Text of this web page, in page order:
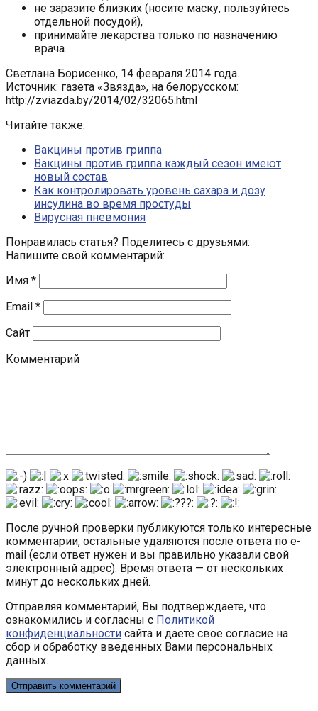
не заразите близких (носите маску, пользуйтесь
отдельной посудой),
принимайте лекарства только по назначению
врача.
Светлана Борисенко, 14 февраля 2014 года.
Источник: газета «Звязда», на белорусском:
http://zviazda.by/2014/02/32065.html
Читайте также:
Вакцины против гриппа
Вакцины против гриппа каждый сезон имеют
новый состав
Как контролировать уровень сахара и дозу
инсулина во время простуды
Вирусная пневмония
Понравилась статья? Поделитесь с друзьями:
Напишите свой комментарий:
Имя *
Email *
Сайт
Комментарий
После ручной проверки публикуются только интересные
комментарии, остальные удаляются после ответа по e-
mail (если ответ нужен и вы правильно указали свой
электронный адрес). Время ответа — от нескольких
минут до нескольких дней.
Отправляя комментарий, Вы подтверждаете, что
ознакомились и согласны с Политикой
конфиденциальности сайта и даете свое согласие на
сбор и обработку введенных Вами персональных
данных.